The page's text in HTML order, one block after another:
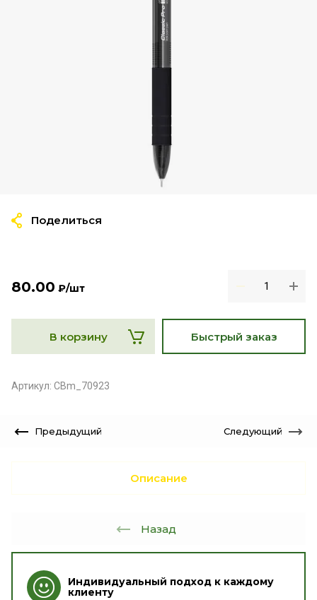
80.00 ₽/шт
В корзину Быстрый заказ
Артикул: CBm_70923
Поделиться
Предыдущий Следующий
Описание
Назад
Индивидуальный подход к каждому
клиенту